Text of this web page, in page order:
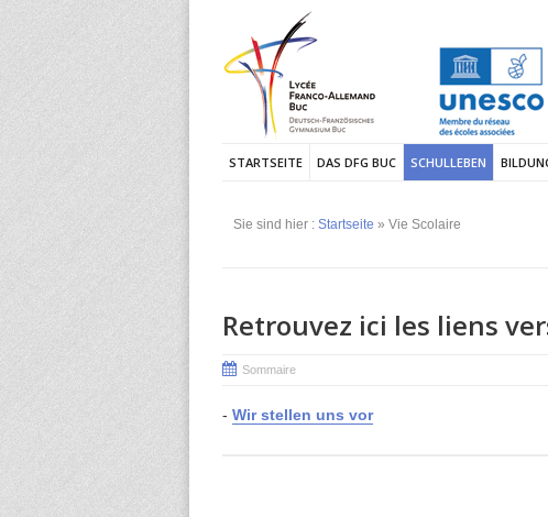
STARTSEITE DAS DFG BUC SCHULLEBEN
Sie sind hier : Startseite » Vie Scolaire
Retrouvez ici les liens
Sommaire
- Wir stellen uns vor